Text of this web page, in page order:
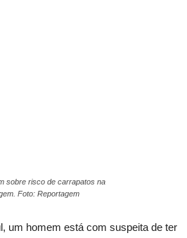
sobre risco de carrapatos na
Foto: Reportagem
um homem está com suspeita de ter